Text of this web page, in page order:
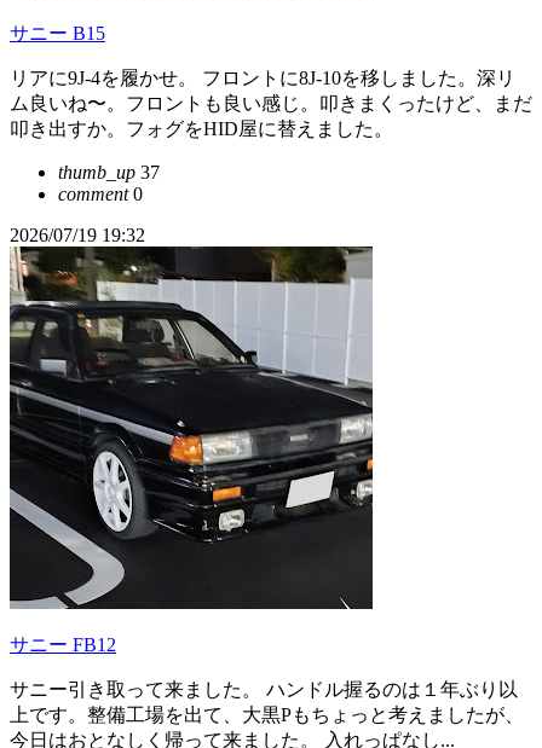
サニー B15
リアに9J-4を履かせ。 フロントに8J-10を移しました。深リ
ム良いね〜。フロントも良い感じ。叩きまくったけど、まだ
叩き出すか。フォグをHID屋に替えました。
thumb_up 37
comment0
2026/07/19 19:32
サニー FB12
サニー引き取って来ました。 ハンドル握るのは１年ぶり以
上です。整備工場を出て、大黒Pもちょっと考えましたが、
今日はおとなしく帰って来ました。 入れっぱなし...